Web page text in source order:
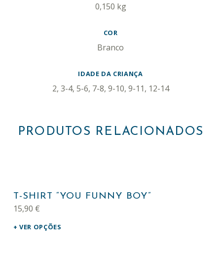
0,150 kg
COR
Branco
IDADE DA CRIANÇA
2, 3-4, 5-6, 7-8, 9-10, 9-11, 12-14
PRODUTOS RELACIONADOS
T-SHIRT “YOU FUNNY BOY”
15,90 €
VER OPÇÕES